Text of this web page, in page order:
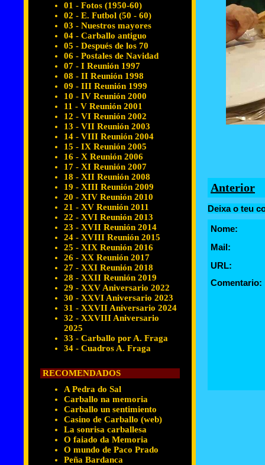
01 - Fotos (1950-60)
02 - E. Futbol (50 - 60)
03 - Nuestros mayores
04 - Carballo antiguo
05 - Después de los 70
06 - Postales de Navidad
07 - I Reunión 1997
08 - II Reunión 1998
09 - III Reunión 1999
10 - IV Reunión 2000
11 - V Reunión 2001
12 - VI Reunión 2002
13 - VII Reunión 2003
14 - VIII Reunión 2004
15 - IX Reunión 2005
16 - X Reunión 2006
17 - XI Reunión 2007
18 - XII Reunión 2008
19 - XIII Reunión 2009
20 - XIV Reunión 2010
21 - XV Reunión 2011
22 - XVI Reunión 2013
23 - XVII Reunión 2014
24 - XVIII Reunión 2015
25 - XIX Reunión 2016
26 - XX Reunión 2017
27 - XXI Reunión 2018
28 - XXII Reunión 2019
29 - XXV Aniversario 2022
30 - XXVI Aniversario 2023
31 - XXVII Aniversario 2024
32 - XXVIII Aniversario
2025
33 - Carballo por A. Fraga
34 - Cuadros A. Fraga
RECOMENDADOS
A Pedra do Sal
Carballo na memoria
Carballo un sentimiento
Casino de Carballo (web)
La sonrisa carballesa
O faiado da Memoria
O mundo de Paco Prado
Peña Bardanca
Anterior
Deixa o teu
Nome:
Mail:
URL:
Comentario: